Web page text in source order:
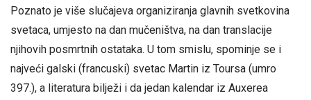
Poznato je više slučajeva organiziranja glavnih svetkovina
svetaca, umjesto na dan mučeništva, na dan translacije
njihovih posmrtnih ostataka. U tom smislu, spominje se i
najveći galski (francuski) svetac Martin iz Toursa (umro
397.), a literatura bilježi i da jedan kalendar iz Auxerea